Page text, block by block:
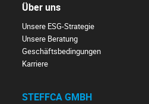
Über uns
Unsere ESG-Strategie
Unsere Beratung
Geschäftsbedingungen
Karriere
STEFFCA GMBH